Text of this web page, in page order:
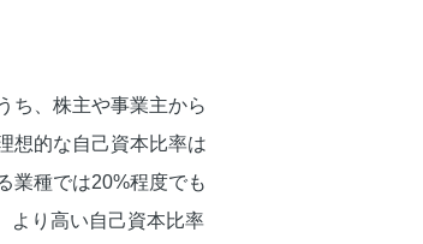
ち、株主や事業主から
想的な自己資本比率は
業種では20%程度でも
より高い自己資本比率